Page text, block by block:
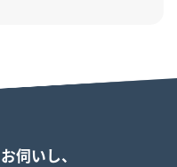
伺いし、